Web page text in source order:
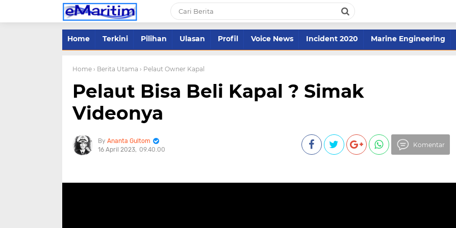
Home Terkini Pilihan Ulasan Profil Voice News Incident 2020 Marine Engineering
Home › Berita Utama › Pelaut Owner Kapal
Pelaut Bisa Beli Kapal ? Simak
Videonya
Ananta Gultom
16 April 2023 09.40.00
Komentar